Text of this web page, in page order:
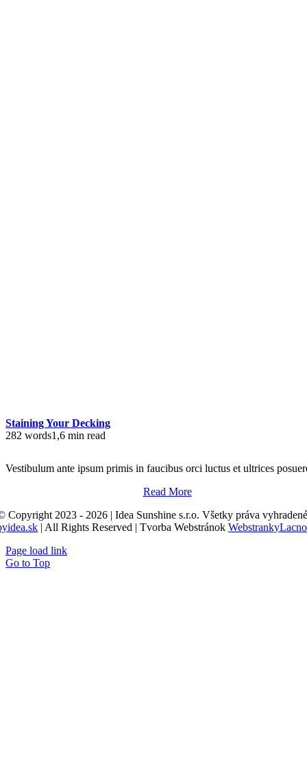
Staining Your Decking
282 words1,6 min read
Vestibulum ante ipsum primis in faucibus orci luctus et ultrices
Read More
Copyright 2023 - 2026 | Idea Sunshine s.r.o. Všetky práva
| All Rights Reserved | Tvorba Webstránok
Page load link
Go to Top